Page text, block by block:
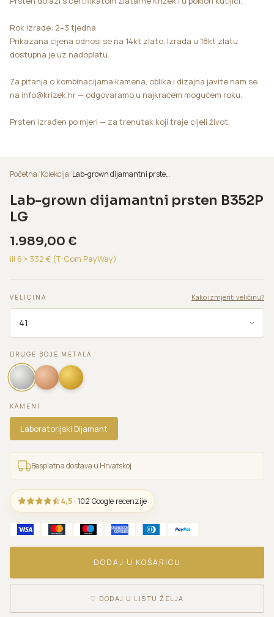
Rok izrade: 2–3 tjedna
Prikazana cijena odnosi se na 14kt zlato. Izrada u 18kt zlatu
dostupna je uz nadoplatu.
Za pitanja o kombinacijama kamena, oblika i dizajna javite nam se
na info@krizek.hr — odgovaramo u najkraćem mogućem roku.
Prsten izrađen po mjeri — za trenutak koji traje cijeli život.
Početna/Kolekcija/ Lab-grown dijamantni prsten B352P LG
Lab-grown dijamantni prsten B352P
LG
1.989,00 €
ili 6 × 332 € (T-Com PayWay)
VELICINA Kako izmjeriti veličinu?
DRUGE BOJE METALA
KAMENI
Laboratorijski Dijamant
Besplatna dostava u Hrvatskoj
4,5 · 102 Google recenzije
DODAJ U KOŠARICU
♡ DODAJ U LISTU ŽELJA